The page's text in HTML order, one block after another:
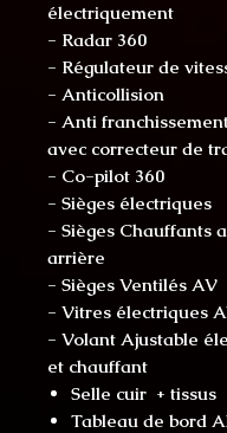
électriquement
- Radar 360
- Régulateur de
- Anticollision
- Anti
avec correcteur de
- Co-pilot 360
- Sièges électriques
- Sièges Chauffants
arrière
- Sièges Ventilés AV
- Vitres électriques
- Volant Ajustable
et chauffant
Selle cuir + tissus
Tableau de bord